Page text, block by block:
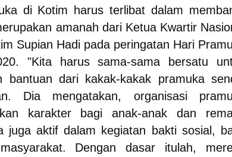
di Kotim harus terlibat dalam
amanah dari Ketua Kwartir
Supian Hadi pada peringatan Hari
"Kita harus sama-sama bersatu
dari kakak-kakak pramuka
Dia mengatakan, organisasi
karakter bagi anak-anak dan
juga aktif dalam kegiatan bakti sosial,
Dengan dasar itulah,